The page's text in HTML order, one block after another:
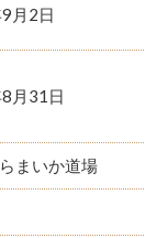
月2日
月31日
まいか道場